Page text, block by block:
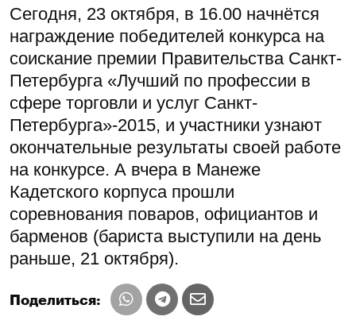
Сегодня, 23 октября, в 16.00 начнётся
награждение победителей конкурса на
соискание премии Правительства Санкт-
Петербурга «Лучший по профессии в
сфере торговли и услуг Санкт-
Петербурга»-2015, и участники узнают
окончательные результаты своей работе
на конкурсе. А вчера в Манеже
Кадетского корпуса прошли
соревнования поваров, официантов и
барменов (бариста выступили на день
раньше, 21 октября).
Поделиться: